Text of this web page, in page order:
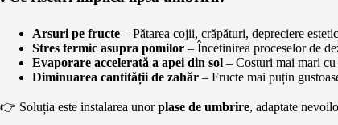
Arsuri pe fructe – Pătarea cojii, crăpături, depreciere
Stres termic asupra pomilor – Încetinirea proceselor de
Evaporare accelerată a apei din sol – Costuri mai mari
Diminuarea cantității de zahăr – Fructe mai puțin
👉 Soluția este instalarea unorplase de umbrire, adaptate